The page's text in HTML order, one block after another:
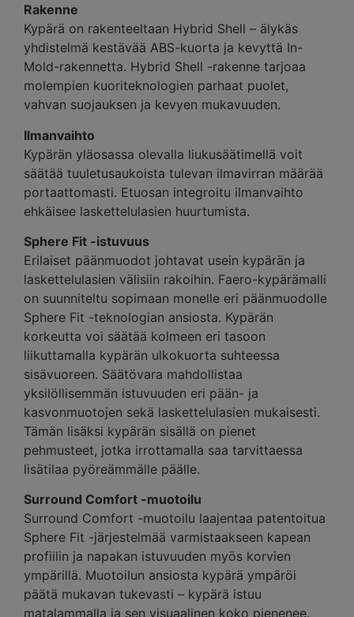
Rakenne
Kypärä on rakenteeltaan Hybrid Shell – älykäs
yhdistelmä kestävää ABS-kuorta ja kevyttä In-
Mold-rakennetta. Hybrid Shell -rakenne tarjoaa
molempien kuoriteknologien parhaat puolet,
vahvan suojauksen ja kevyen mukavuuden.
Ilmanvaihto
Kypärän yläosassa olevalla liukusäätimellä voit
säätää tuuletusaukoista tulevan ilmavirran määrää
portaattomasti. Etuosan integroitu ilmanvaihto
ehkäisee laskettelulasien huurtumista.
Sphere Fit -istuvuus
Erilaiset päänmuodot johtavat usein kypärän ja
laskettelulasien välisiin rakoihin. Faero-kypärämalli
on suunniteltu sopimaan monelle eri päänmuodolle
Sphere Fit -teknologian ansiosta. Kypärän
korkeutta voi säätää kolmeen eri tasoon
liikuttamalla kypärän ulkokuorta suhteessa
sisävuoreen. Säätövara mahdollistaa
yksilöllisemmän istuvuuden eri pään- ja
kasvonmuotojen sekä laskettelulasien mukaisesti.
Tämän lisäksi kypärän sisällä on pienet
pehmusteet, jotka irrottamalla saa tarvittaessa
lisätilaa pyöreämmälle päälle.
Surround Comfort -muotoilu
Surround Comfort -muotoilu laajentaa patentoitua
Sphere Fit -järjestelmää varmistaakseen kapean
profiilin ja napakan istuvuuden myös korvien
ympärillä. Muotoilun ansiosta kypärä ympäröi
päätä mukavan tukevasti – kypärä istuu
matalammalla ja sen visuaalinen koko pienenee.